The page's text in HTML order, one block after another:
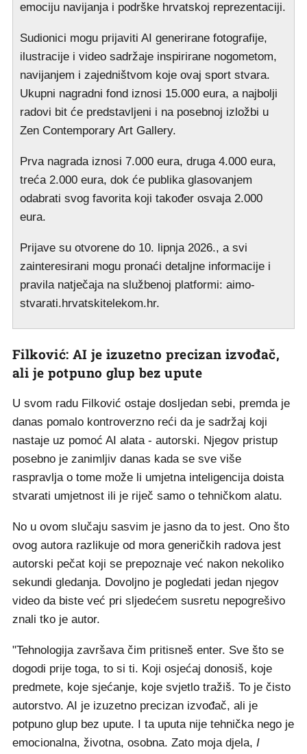
emociju navijanja i podrške hrvatskoj reprezentaciji.
Sudionici mogu prijaviti AI generirane fotografije,
ilustracije i video sadržaje inspirirane nogometom,
navijanjem i zajedništvom koje ovaj sport stvara.
Ukupni nagradni fond iznosi 15.000 eura, a najbolji
radovi bit će predstavljeni i na posebnoj izložbi u
Zen Contemporary Art Gallery.
Prva nagrada iznosi 7.000 eura, druga 4.000 eura,
treća 2.000 eura, dok će publika glasovanjem
odabrati svog favorita koji također osvaja 2.000
eura.
Prijave su otvorene do 10. lipnja 2026., a svi
zainteresirani mogu pronaći detaljne informacije i
pravila natječaja na službenoj platformi: aimo-
stvarati.hrvatskitelekom.hr.
Filković: AI je izuzetno precizan izvođač,
ali je potpuno glup bez upute
U svom radu Filković ostaje dosljedan sebi, premda je
danas pomalo kontroverzno reći da je sadržaj koji
nastaje uz pomoć AI alata - autorski. Njegov pristup
posebno je zanimljiv danas kada se sve više
raspravlja o tome može li umjetna inteligencija doista
stvarati umjetnost ili je riječ samo o tehničkom alatu.
No u ovom slučaju sasvim je jasno da to jest. Ono što
ovog autora razlikuje od mora generičkih radova jest
autorski pečat koji se prepoznaje već nakon nekoliko
sekundi gledanja. Dovoljno je pogledati jedan njegov
video da biste već pri sljedećem susretu nepogrešivo
znali tko je autor.
"Tehnologija završava čim pritisneš enter. Sve što se
dogodi prije toga, to si ti. Koji osjećaj donosiš, koje
predmete, koje sjećanje, koje svjetlo tražiš. To je čisto
autorstvo. AI je izuzetno precizan izvođač, ali je
potpuno glup bez upute. I ta uputa nije tehnička nego je
emocionalna, životna, osobna. Zato moja djela, I